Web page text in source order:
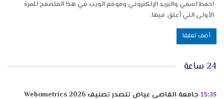
احفظ اسمي والبريد الإلكتروني وموقع الويب في هذا المتصفح للمرة
الأولى التي أعلق فيها.
24 ساعة
15:35
جامعة القاضي عياض تتصدر تصنيف Webometrics 2026